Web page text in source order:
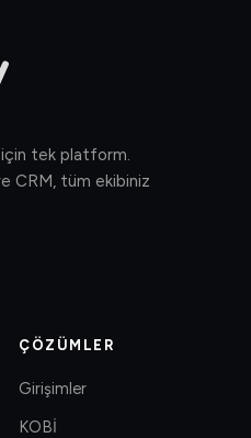
tek platform.
CRM, tüm ekibiniz
ÇÖZÜMLER
Girişimler
KOBİ